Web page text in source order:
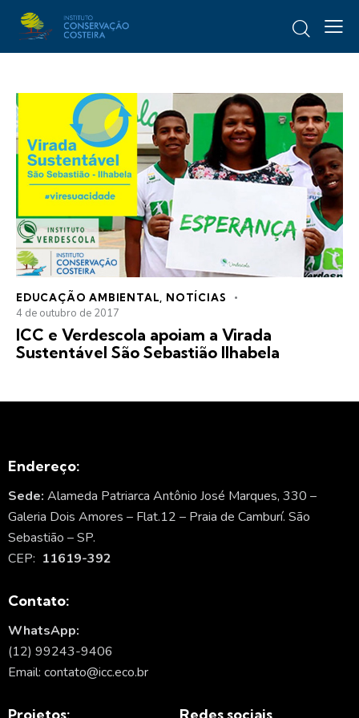
EDUCAÇÃO AMBIENTAL NOTÍCIAS
4 de outubro de 2017
ICC e Verdescola apoiam a Virada
Sustentável São Sebastião Ilhabela
Endereço:
Sede: Alameda Patriarca Antônio José Marques, 330 –
Galeria Dois Amores – Flat.12 – Praia de Camburí. São
Sebastião – SP.
CEP: 11619-392
Contato:
WhatsApp:
(12) 99243-9406
Email: contato@icc.eco.br